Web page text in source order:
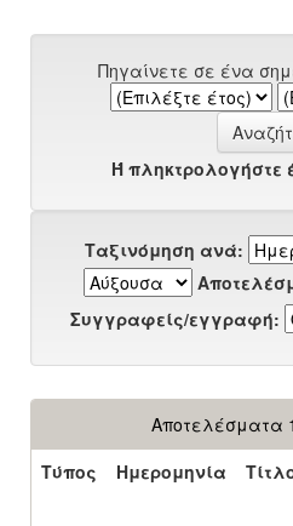
Πηγαίνετε σε ένα
Ή πληκτρολογήστε
Ταξινόμηση ανά:
Συγγραφείς/εγγραφή:
Αποτελέσματα
Τύπος
Ημερομηνία